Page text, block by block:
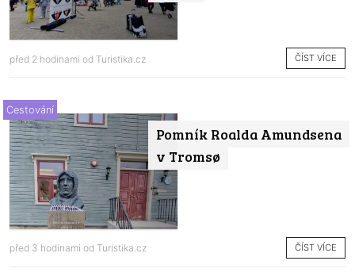
před 2 hodinami od Turistika.cz ČÍST VÍCE
Pomník Roalda Amundsena
v Tromsø
Cestování
před 3 hodinami od Turistika.cz ČÍST VÍCE